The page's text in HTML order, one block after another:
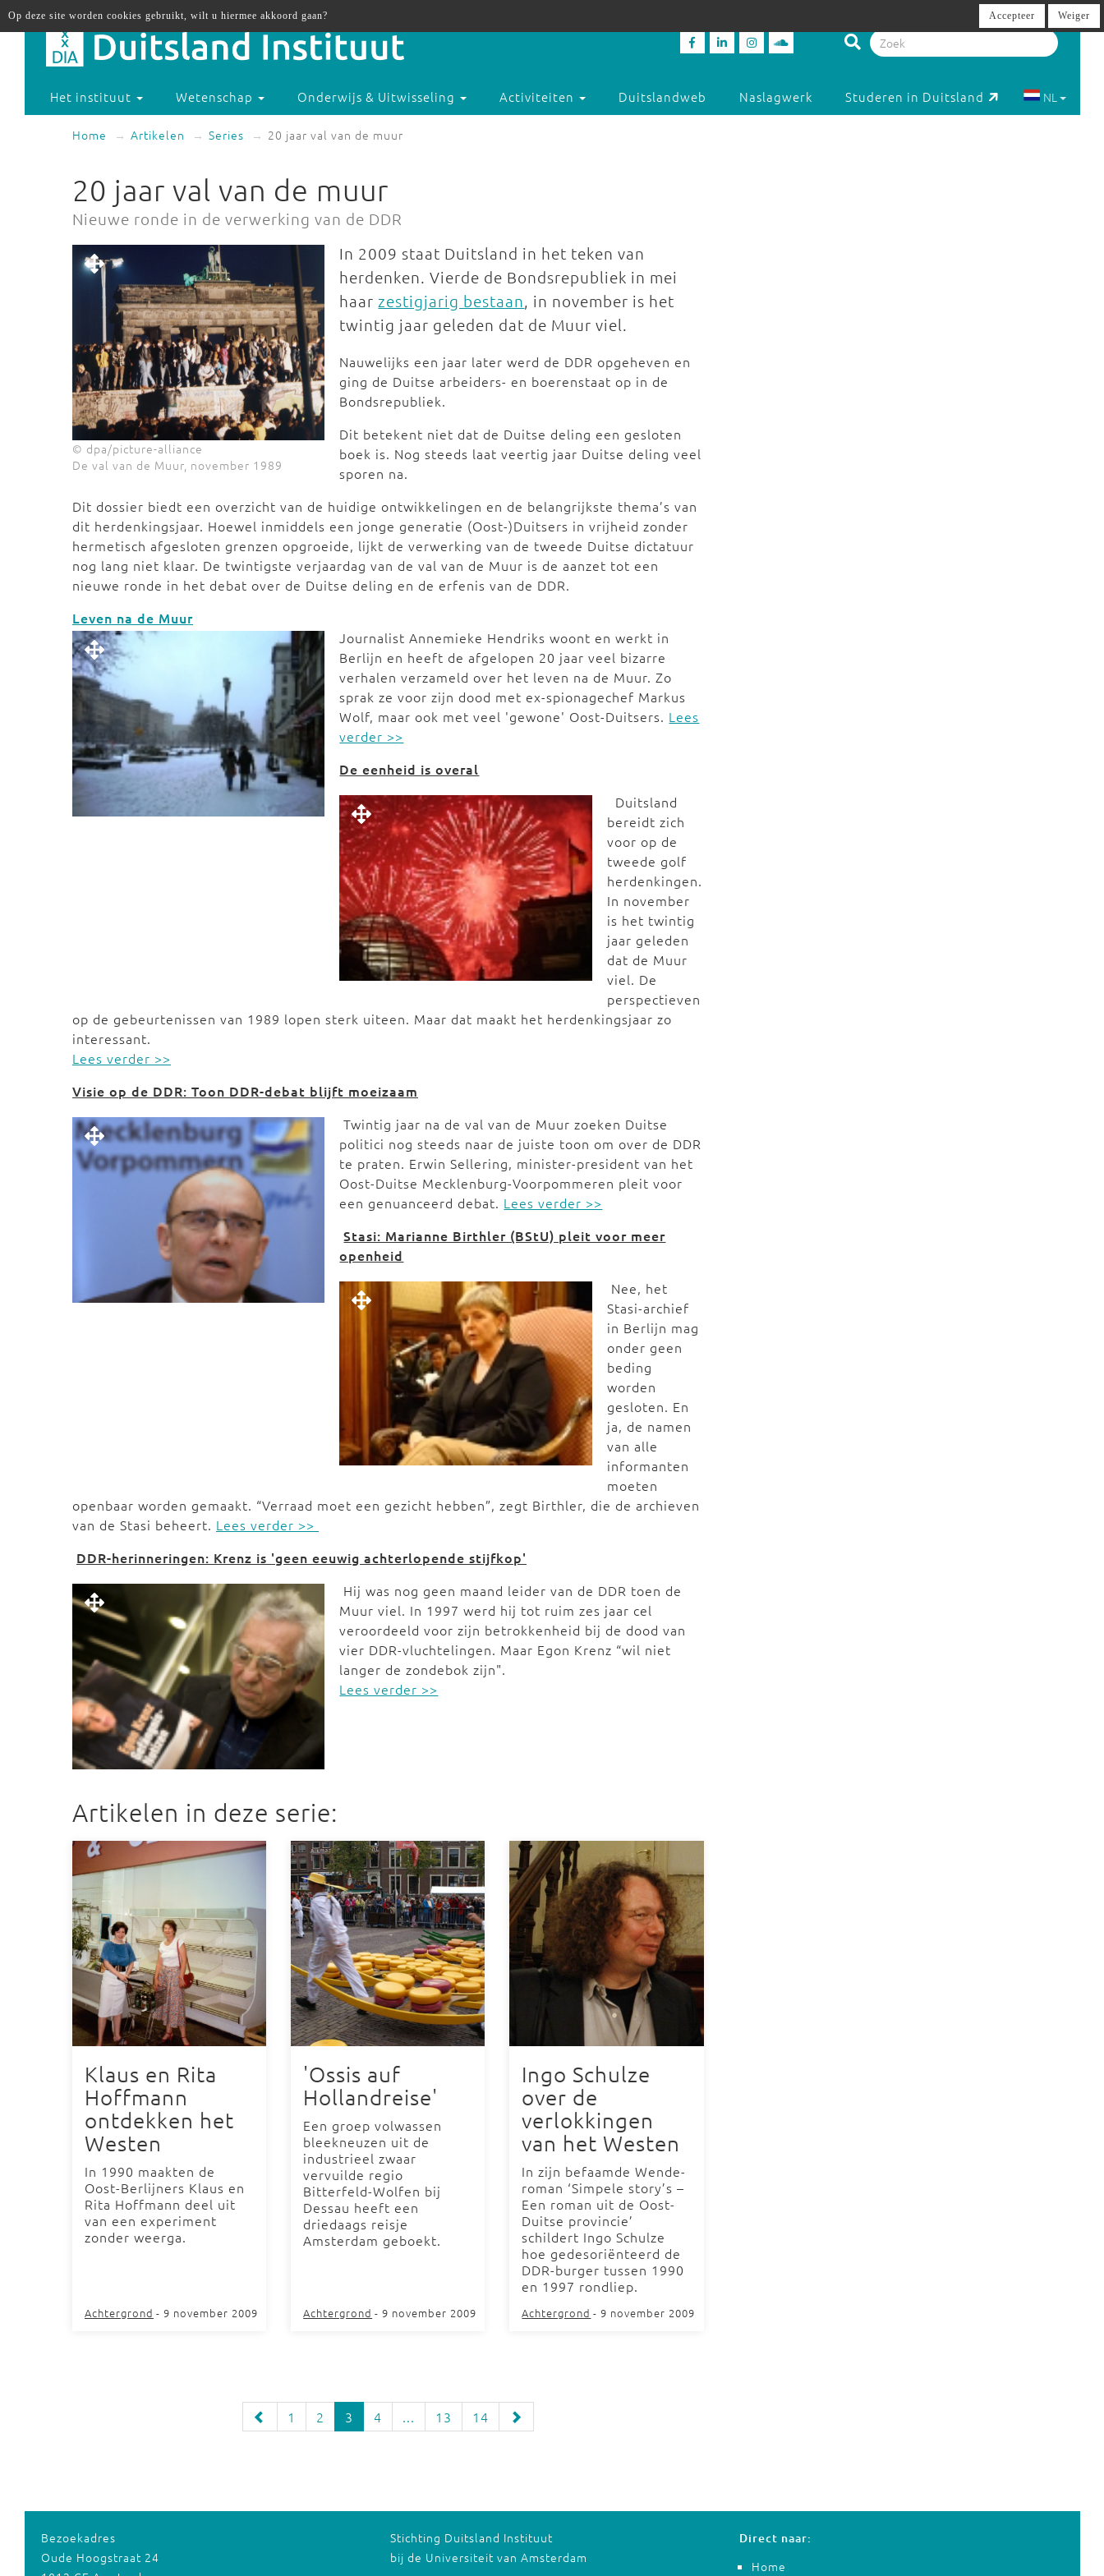
Het instituut Wetenschap Onderwijs & Uitwisseling Activiteiten Duitslandweb Naslagwerk Studeren in Duitsland NL
Home Artikelen Series 20 jaar val van de muur
20 jaar val van de muur
Nieuwe ronde in de verwerking van de DDR
© dpa/picture-alliance
De val van de Muur, november 1989
In 2009 staat Duitsland in het teken van
herdenken. Vierde de Bondsrepubliek in mei
haar zestigjarig bestaan, in november is het
twintig jaar geleden dat de Muur viel.
Nauwelijks een jaar later werd de DDR opgeheven en
ging de Duitse arbeiders- en boerenstaat op in de
Bondsrepubliek.
Dit betekent niet dat de Duitse deling een gesloten
boek is. Nog steeds laat veertig jaar Duitse deling veel
sporen na.
Dit dossier biedt een overzicht van de huidige ontwikkelingen en de belangrijkste thema’s van
dit herdenkingsjaar. Hoewel inmiddels een jonge generatie (Oost-)Duitsers in vrijheid zonder
hermetisch afgesloten grenzen opgroeide, lijkt de verwerking van de tweede Duitse dictatuur
nog lang niet klaar. De twintigste verjaardag van de val van de Muur is de aanzet tot een
nieuwe ronde in het debat over de Duitse deling en de erfenis van de DDR.
Leven na de Muur
Journalist Annemieke Hendriks woont en werkt in
Berlijn en heeft de afgelopen 20 jaar veel bizarre
verhalen verzameld over het leven na de Muur. Zo
sprak ze voor zijn dood met ex-spionagechef Markus
Wolf, maar ook met veel 'gewone' Oost-Duitsers. Lees
verder >>
De eenheid is overal
Duitsland
bereidt zich
voor op de
tweede golf
herdenkingen.
In november
is het twintig
jaar geleden
dat de Muur
viel. De
perspectieven
op de gebeurtenissen van 1989 lopen sterk uiteen. Maar dat maakt het herdenkingsjaar zo
interessant.
Lees verder >>
Visie op de DDR: Toon DDR-debat blijft moeizaam
Twintig jaar na de val van de Muur zoeken Duitse
politici nog steeds naar de juiste toon om over de DDR
te praten. Erwin Sellering, minister-president van het
Oost-Duitse Mecklenburg-Voorpommeren pleit voor
een genuanceerd debat. Lees verder >>
Stasi: Marianne Birthler (BStU) pleit voor meer
openheid
Nee, het
Stasi-archief
in Berlijn mag
onder geen
beding
worden
gesloten. En
ja, de namen
van alle
informanten
moeten
openbaar worden gemaakt. “Verraad moet een gezicht hebben”, zegt Birthler, die de archieven
van de Stasi beheert. Lees verder >>
DDR-herinneringen: Krenz is 'geen eeuwig achterlopende stijfkop'
Hij was nog geen maand leider van de DDR toen de
Muur viel. In 1997 werd hij tot ruim zes jaar cel
veroordeeld voor zijn betrokkenheid bij de dood van
vier DDR-vluchtelingen. Maar Egon Krenz “wil niet
langer de zondebok zijn".
Lees verder >>
Artikelen in deze serie:
Klaus en Rita
Hoffmann
ontdekken het
Westen
In 1990 maakten de
Oost-Berlijners Klaus en
Rita Hoffmann deel uit
van een experiment
zonder weerga.
Achtergrond - 9 november 2009
'Ossis auf
Hollandreise'
Een groep volwassen
bleekneuzen uit de
industrieel zwaar
vervuilde regio
Bitterfeld-Wolfen bij
Dessau heeft een
driedaags reisje
Amsterdam geboekt.
Achtergrond - 9 november 2009
Ingo Schulze
over de
verlokkingen
van het Westen
In zijn befaamde Wende-
roman ‘Simpele story’s –
Een roman uit de Oost-
Duitse provincie’
schildert Ingo Schulze
hoe gedesoriënteerd de
DDR-burger tussen 1990
en 1997 rondliep.
Achtergrond - 9 november 2009
1 2 3 4 ... 13 14
Bezoekadres
Oude Hoogstraat 24
Stichting Duitsland Instituut
bij de Universiteit van Amsterdam
Direct naar:
Home
Op deze site worden cookies gebruikt, wilt u hiermee akkoord gaan? Accepteer Weiger